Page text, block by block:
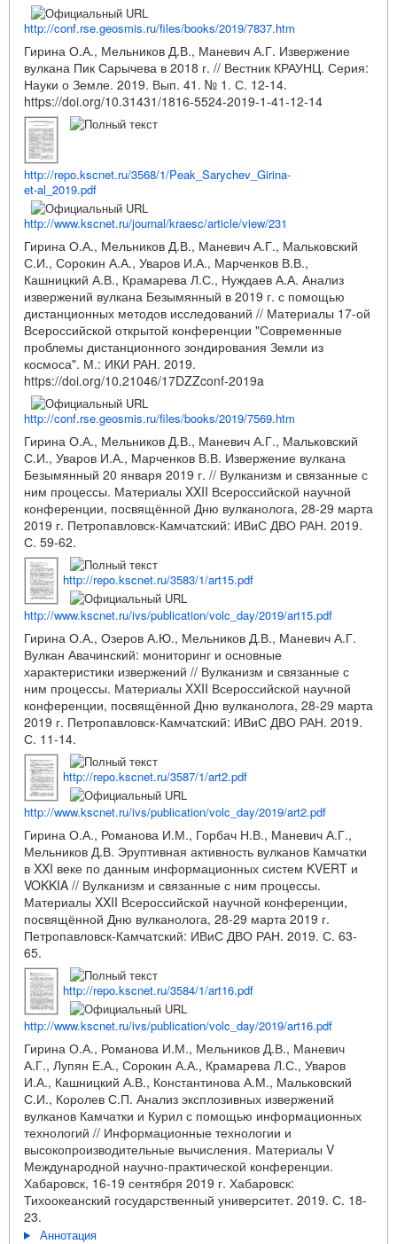
http://conf.rse.geosmis.ru/files/books/2019/7837.htm
Гирина О.А., Мельников Д.В., Маневич А.Г. Извержение
вулкана Пик Сарычева в 2018 г. // Вестник КРАУНЦ. Серия:
Науки о Земле. 2019. Вып. 41. № 1. С. 12-14.
https://doi.org/10.31431/1816-5524-2019-1-41-12-14
http://repo.kscnet.ru/3568/1/Peak_Sarychev_Girina-
et-al_2019.pdf
http://www.kscnet.ru/journal/kraesc/article/view/231
Гирина О.А., Мельников Д.В., Маневич А.Г., Мальковский
С.И., Сорокин А.А., Уваров И.А., Марченков В.В.,
Кашницкий А.В., Крамарева Л.С., Нуждаев А.А. Анализ
извержений вулкана Безымянный в 2019 г. с помощью
дистанционных методов исследований // Материалы 17-ой
Всероссийской открытой конференции "Современные
проблемы дистанционного зондирования Земли из
космоса". М.: ИКИ РАН. 2019.
https://doi.org/10.21046/17DZZconf-2019a
http://conf.rse.geosmis.ru/files/books/2019/7569.htm
Гирина О.А., Мельников Д.В., Маневич А.Г., Мальковский
С.И., Уваров И.А., Марченков В.В. Извержение вулкана
Безымянный 20 января 2019 г. // Вулканизм и связанные с
ним процессы. Материалы XXII Всероссийской научной
конференции, посвящённой Дню вулканолога, 28-29 марта
2019 г. Петропавловск-Камчатский: ИВиС ДВО РАН. 2019.
С. 59-62.
http://repo.kscnet.ru/3583/1/art15.pdf
http://www.kscnet.ru/ivs/publication/volc_day/2019/art15.pdf
Гирина О.А., Озеров А.Ю., Мельников Д.В., Маневич А.Г.
Вулкан Авачинский: мониторинг и основные
характеристики извержений // Вулканизм и связанные с
ним процессы. Материалы XXII Всероссийской научной
конференции, посвящённой Дню вулканолога, 28-29 марта
2019 г. Петропавловск-Камчатский: ИВиС ДВО РАН. 2019.
С. 11-14.
http://repo.kscnet.ru/3587/1/art2.pdf
http://www.kscnet.ru/ivs/publication/volc_day/2019/art2.pdf
Гирина О.А., Романова И.М., Горбач Н.В., Маневич А.Г.,
Мельников Д.В. Эруптивная активность вулканов Камчатки
в XXI веке по данным информационных систем KVERT и
VOKKIA // Вулканизм и связанные с ним процессы.
Материалы XXII Всероссийской научной конференции,
посвящённой Дню вулканолога, 28-29 марта 2019 г.
Петропавловск-Камчатский: ИВиС ДВО РАН. 2019. С. 63-
65.
http://repo.kscnet.ru/3584/1/art16.pdf
http://www.kscnet.ru/ivs/publication/volc_day/2019/art16.pdf
Гирина О.А., Романова И.М., Мельников Д.В., Маневич
А.Г., Лупян Е.А., Сорокин А.А., Крамарева Л.С., Уваров
И.А., Кашницкий А.В., Константинова А.М., Мальковский
С.И., Королев С.П. Анализ эксплозивных извержений
вулканов Камчатки и Курил с помощью информационных
технологий // Информационные технологии и
высокопроизводительные вычисления. Материалы V
Международной научно-практической конференции.
Хабаровск, 16-19 сентября 2019 г. Хабаровск:
Тихоокеанский государственный университет. 2019. С. 18-
23.
Аннотация